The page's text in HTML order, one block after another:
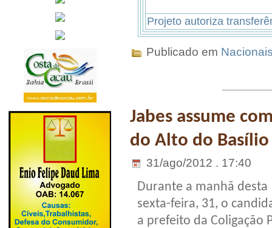
Projeto autoriza
Publicado em
Jabes assume
do Alto do Basílio
31/ago/2012 . 17:40
Durante a manhã desta
sexta-feira, 31, o
a prefeito da Coligação